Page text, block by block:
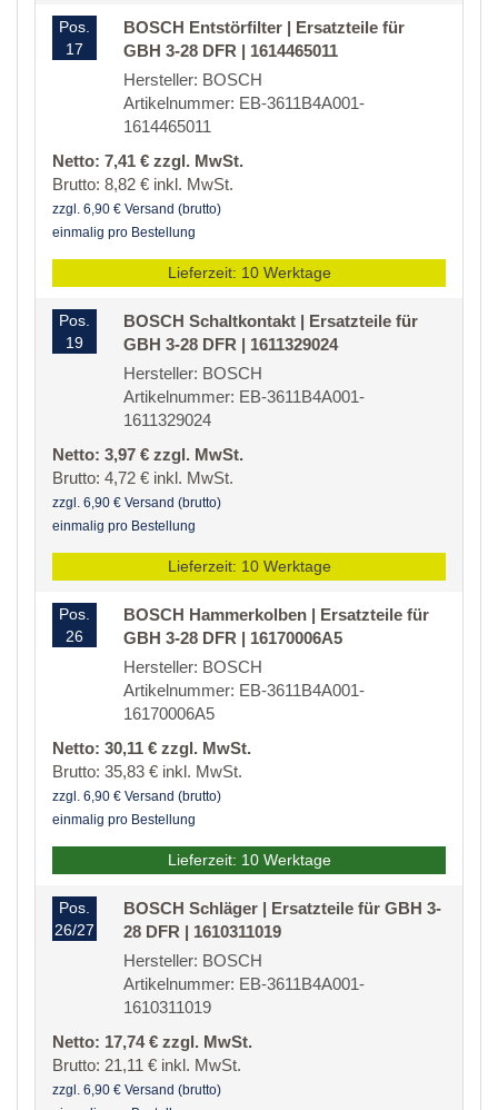
Pos.
17
BOSCH Entstörfilter | Ersatzteile für
GBH 3-28 DFR | 1614465011
Hersteller: BOSCH
Artikelnummer: EB-3611B4A001-
1614465011
Netto: 7,41 € zzgl. MwSt.
Brutto: 8,82 € inkl. MwSt.
zzgl. 6,90 € Versand (brutto)
einmalig pro Bestellung
Lieferzeit: 10 Werktage
Pos.
19
BOSCH Schaltkontakt | Ersatzteile für
GBH 3-28 DFR | 1611329024
Hersteller: BOSCH
Artikelnummer: EB-3611B4A001-
1611329024
Netto: 3,97 € zzgl. MwSt.
Brutto: 4,72 € inkl. MwSt.
zzgl. 6,90 € Versand (brutto)
einmalig pro Bestellung
Lieferzeit: 10 Werktage
Pos.
26
BOSCH Hammerkolben | Ersatzteile für
GBH 3-28 DFR | 16170006A5
Hersteller: BOSCH
Artikelnummer: EB-3611B4A001-
16170006A5
Netto: 30,11 € zzgl. MwSt.
Brutto: 35,83 € inkl. MwSt.
zzgl. 6,90 € Versand (brutto)
einmalig pro Bestellung
Lieferzeit: 10 Werktage
Pos.
26/27
BOSCH Schläger | Ersatzteile für GBH 3-
28 DFR | 1610311019
Hersteller: BOSCH
Artikelnummer: EB-3611B4A001-
1610311019
Netto: 17,74 € zzgl. MwSt.
Brutto: 21,11 € inkl. MwSt.
zzgl. 6,90 € Versand (brutto)